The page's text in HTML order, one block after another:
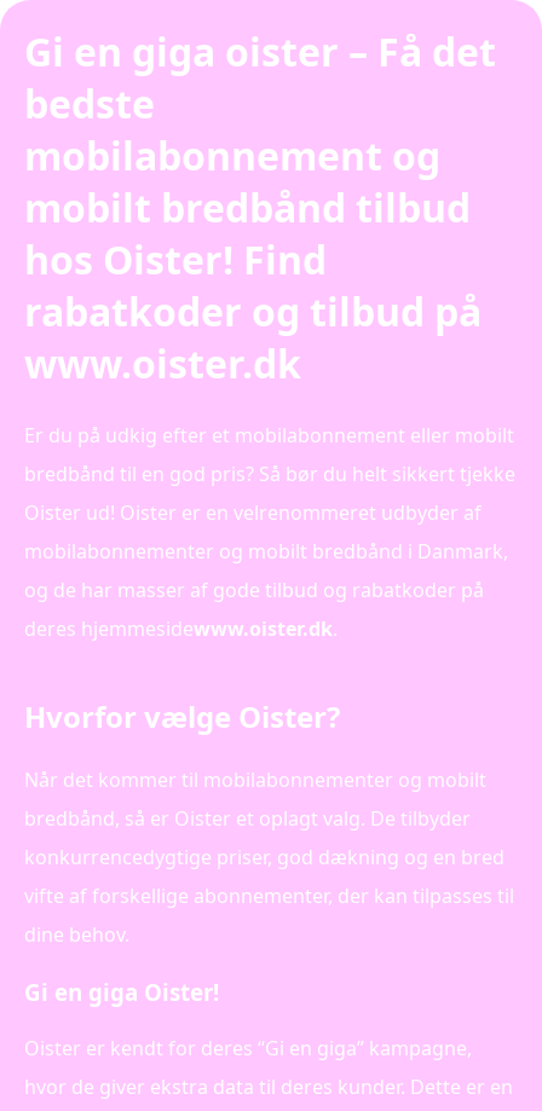
Gi en giga oister – Få det
bedste
mobilabonnement og
mobilt bredbånd tilbud
hos Oister! Find
rabatkoder og tilbud på
www.oister.dk
Er du på udkig efter et mobilabonnement eller mobilt
bredbånd til en god pris? Så bør du helt sikkert tjekke
Oister ud! Oister er en velrenommeret udbyder af
mobilabonnementer og mobilt bredbånd i Danmark,
og de har masser af gode tilbud og rabatkoder på
deres hjemmesidewww.oister.dk.
Hvorfor vælge Oister?
Når det kommer til mobilabonnementer og mobilt
bredbånd, så er Oister et oplagt valg. De tilbyder
konkurrencedygtige priser, god dækning og en bred
vifte af forskellige abonnementer, der kan tilpasses til
dine behov.
Gi en giga Oister!
Oister er kendt for deres “Gi en giga” kampagne,
hvor de giver ekstra data til deres kunder. Dette er en